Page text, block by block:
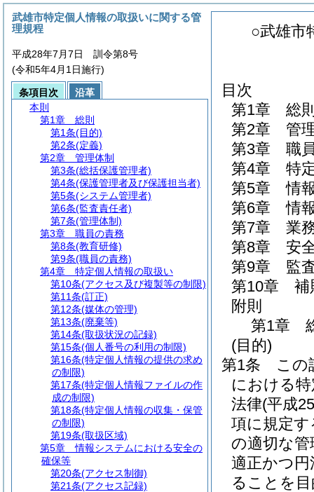
○武雄市
目次
第1章
総
第2章
管
第3章
職
第4章
特
第5章
情
第6章
情
第7章
業
第8章
安
第9章
監
第10章
補
附則
第1章
(目的)
第1条
この
における
法律(平成
項に規定
の適切な
適正かつ
ることを
武雄市特定個人情報の取扱いに関する管
理規程
平成28年7月7日 訓令第8号
(令和5年4月1日施行)
条項目次
沿革
本則
第1章
総則
第1条(目的)
第2条(定義)
第2章
管理体制
第3条(総括保護管理者)
第4条(保護管理者及び保護担当者)
第5条(システム管理者)
第6条(監査責任者)
第7条(管理体制)
第3章
職員の責務
第8条(教育研修)
第9条(職員の責務)
第4章
特定個人情報の取扱い
第10条(アクセス及び複製等の制限)
第11条(訂正)
第12条(媒体の管理)
第13条(廃棄等)
第14条(取扱状況の記録)
第15条(個人番号の利用の制限)
第16条(特定個人情報の提供の求め
の制限)
第17条(特定個人情報ファイルの作
成の制限)
第18条(特定個人情報の収集・保管
の制限)
第19条(取扱区域)
第5章
情報システムにおける安全の
確保等
第20条(アクセス制御)
第21条(アクセス記録)